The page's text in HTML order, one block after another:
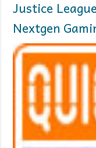
Justice
Nextgen